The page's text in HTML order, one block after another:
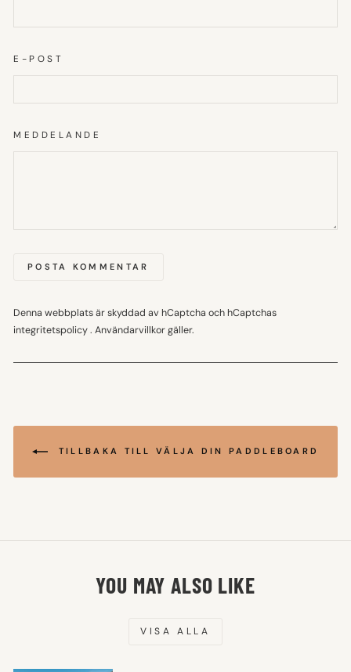
E-POST
MEDDELANDE
POSTA KOMMENTAR
Denna webbplats är skyddad av hCaptcha och hCaptchas
integritetspolicy. Användarvillkorgäller.
TILLBAKA TILL VÄLJA DIN PADDLEBOARD
YOU MAY ALSO LIKE
VISA ALLA